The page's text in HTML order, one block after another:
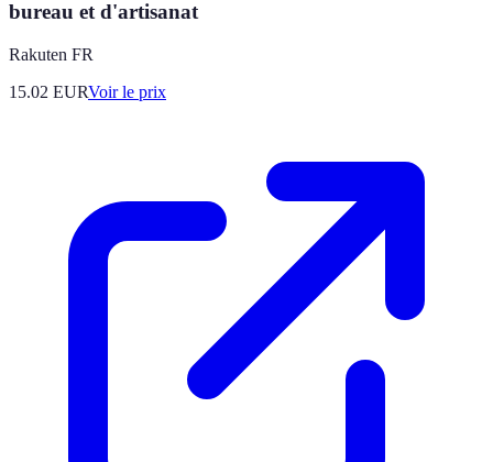
bureau et d'artisanat
Rakuten FR
15.02 EURVoir le prix